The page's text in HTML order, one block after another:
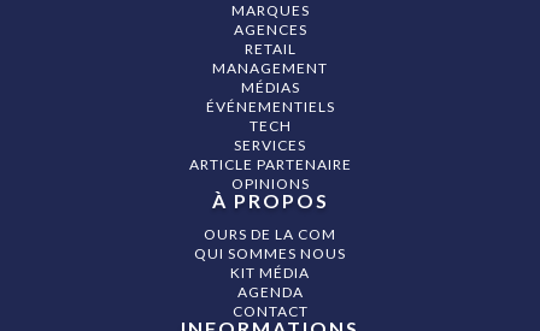
MARQUES
AGENCES
RETAIL
MANAGEMENT
MÉDIAS
ÉVÉNEMENTIELS
TECH
SERVICES
ARTICLE PARTENAIRE
OPINIONS
À PROPOS
OURS DE LA COM
QUI SOMMES NOUS
KIT MÉDIA
AGENDA
CONTACT